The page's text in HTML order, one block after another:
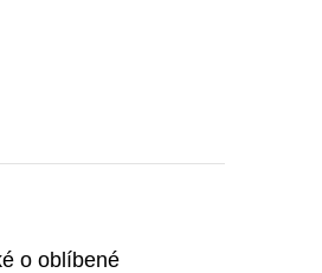
o oblíbené